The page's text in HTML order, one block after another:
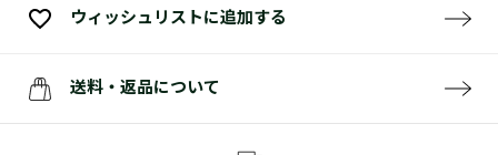
ウィッシュリストに追加する
送料・返品について